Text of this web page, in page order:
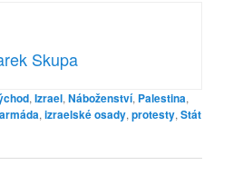
Skupa
,Izrael,Náboženství, Palestina,
armáda,izraelské osady,protesty,Stát